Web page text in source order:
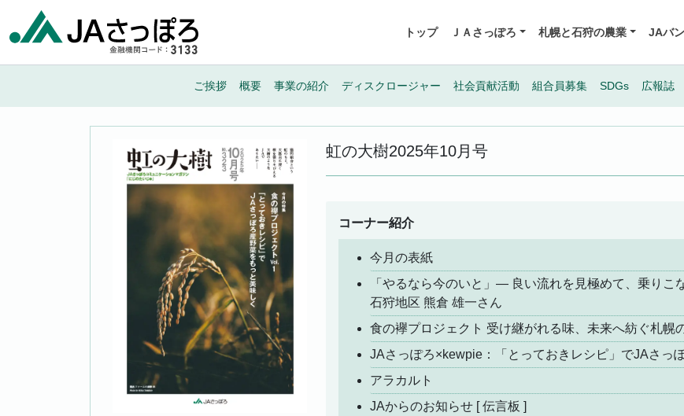
メインナビゲーション トップ ＪＡさっぽろ 札幌と石狩の農業 JAバ
ご挨拶 概要 事業の紹介 ディスクロージャー 社会貢献活動 組合員募集 SDGs 広報誌
虹の大樹2025年10月号
コーナー紹介
今月の表紙
「やるなら今のいと」― 良い流れを見極めて、乗りこ
石狩地区 熊倉 雄一さん
食の襷プロジェクト 受け継がれる味、未来へ紡ぐ札幌
JAさっぽろ×kewpie：「とっておきレシピ」でJAさっ
アラカルト
JAからのお知らせ [ 伝言板 ]